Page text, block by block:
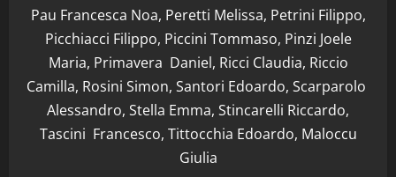
Pau Francesca Noa, Peretti Melissa, Petrini Filippo,
Picchiacci Filippo, Piccini Tommaso, Pinzi Joele
Maria, Primavera Daniel, Ricci Claudia, Riccio
Camilla, Rosini Simon, Santori Edoardo, Scarparolo
Alessandro, Stella Emma, Stincarelli Riccardo,
Tascini Francesco, Tittocchia Edoardo, Maloccu
Giulia